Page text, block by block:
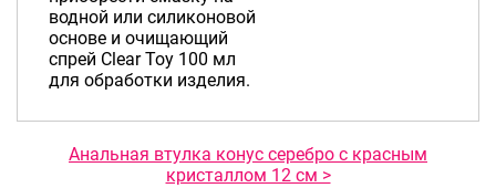
водной или силиконовой
основе и очищающий
спрей Clear Toy 100 мл
для обработки изделия.
Анальная втулка конус серебро с красным
кристаллом 12 см >